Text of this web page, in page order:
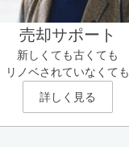
売却サポート
新しくても古くても
リノベされていなくても
詳しく見る